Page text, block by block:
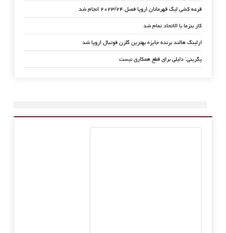
قرعه کشی لیگ قهرمانان اروپا فصل ۲۰۲۳/۲۴ انجام شد
کار بنزما با الاتحاد تمام شد
ارلینگ هالند برنده جایزه بهترین گلزن فوتبال اروپا شد
پگرینی: دلیلی برای قطع همکاری نیست